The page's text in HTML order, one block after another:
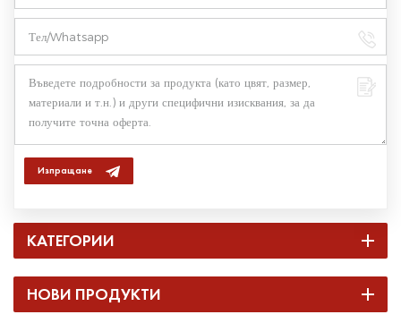
Изпращане
КАТЕГОРИИ
НОВИ ПРОДУКТИ